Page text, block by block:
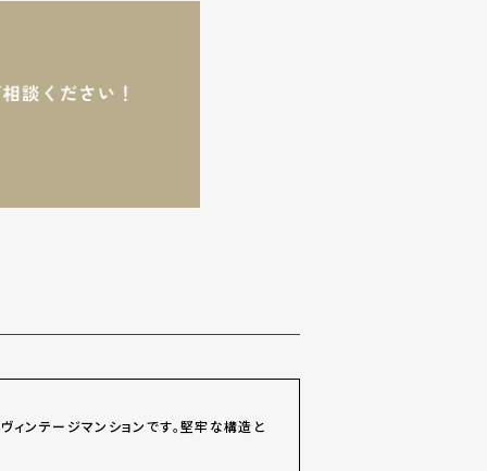
ンテージマンションです。堅牢な構造と